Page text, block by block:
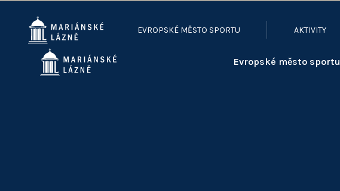
EVROPSKÉ MĚSTO SPORTU AKTIVITY
Evropské město sportu